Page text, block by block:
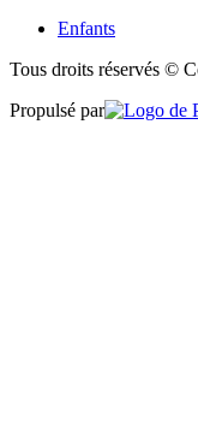
Enfants
Tous droits réservés ©
Propulsé par